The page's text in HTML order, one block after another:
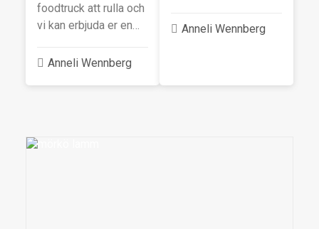
foodtruck att rulla och
vi kan erbjuda er en…
Anneli Wennberg
Anneli Wennberg